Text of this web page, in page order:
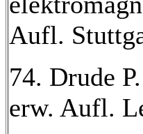
Aufl.
74. Drude
erw. Aufl.